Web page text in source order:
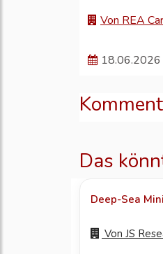
Von REA
18.06.2026
Das
Deep-Sea
Von JS